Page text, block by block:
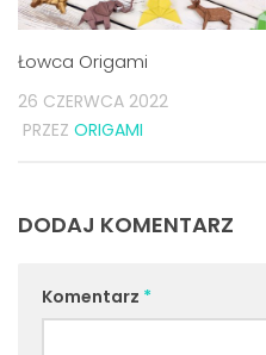
Łowca Origami
26 CZERWCA 2022
PRZEZ ORIGAMI
DODAJ KOMENTARZ
Komentarz *